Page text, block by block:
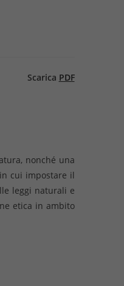
Scarica PDF
nonché una
cui impostare il
leggi naturali e
etica in ambito